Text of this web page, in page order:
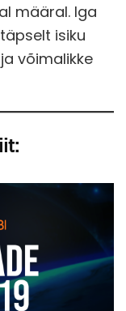
määral. Iga
isiku
võimalikke